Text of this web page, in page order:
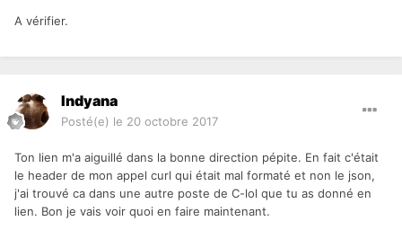
A vérifier.
Indyana
Posté(e) le 20 octobre 2017
Ton lien m'a aiguillé dans la bonne direction pépite. En fait c'était
le header de mon appel curl qui était mal formaté et non le json,
j'ai trouvé ca dans une autre poste de C-lol que tu as donné en
lien. Bon je vais voir quoi en faire maintenant.